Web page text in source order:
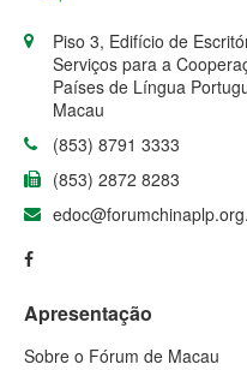
Piso 3, Edifício de
Serviços para a
Países de Língua
Macau
(853) 8791 3333
(853) 2872 8283
Apresentação
Sobre o Fórum de Macau